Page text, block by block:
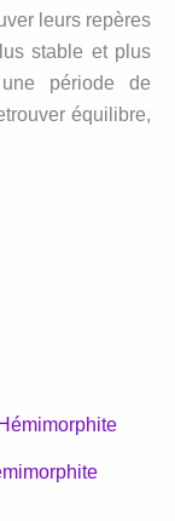
leurs repères
stable et plus
période de
équilibre,